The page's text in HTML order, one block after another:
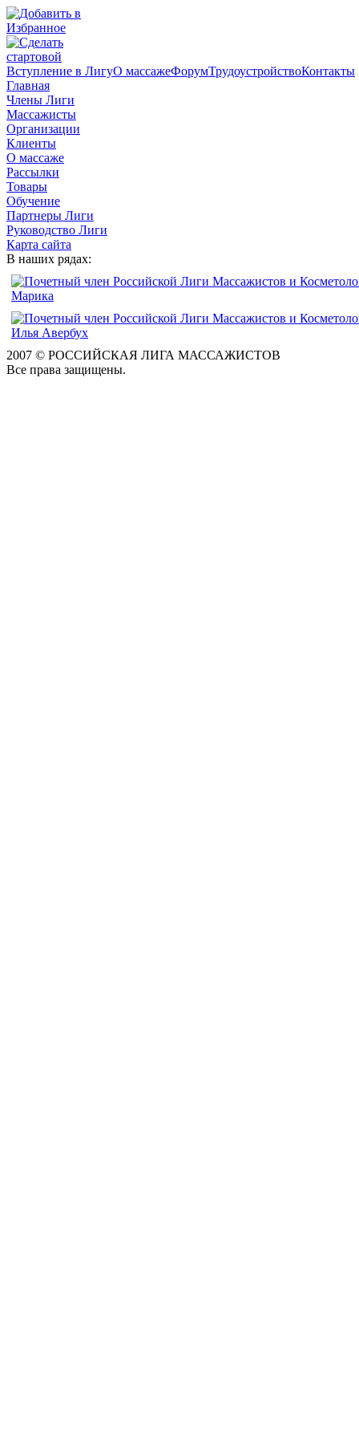
Вступление в ЛигуО массажеФорумТрудоустройствоКонтакты
Главная
Члены Лиги
Массажисты
Организации
Клиенты
О массаже
Рассылки
Товары
Обучение
Партнеры Лиги
Руководство Лиги
Карта сайта
В наших рядах:
2007 © РОССИЙСКАЯ ЛИГА МАССАЖИСТОВ
Все права защищены.